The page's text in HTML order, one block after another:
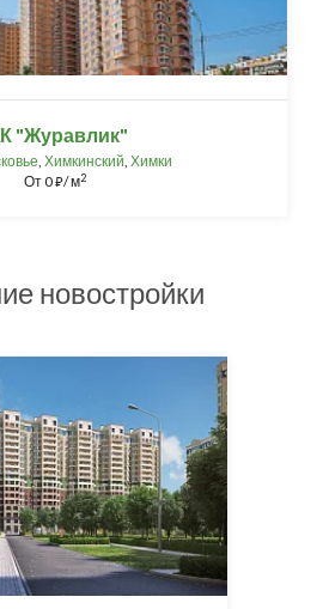
"Журавлик"
, Химкинский, Химки
От0⃏/ м2
новостройки